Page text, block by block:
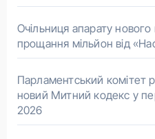
Очільниця апарату
прощання мільйон від
Парламентський комітет
новий Митний кодекс у
2026